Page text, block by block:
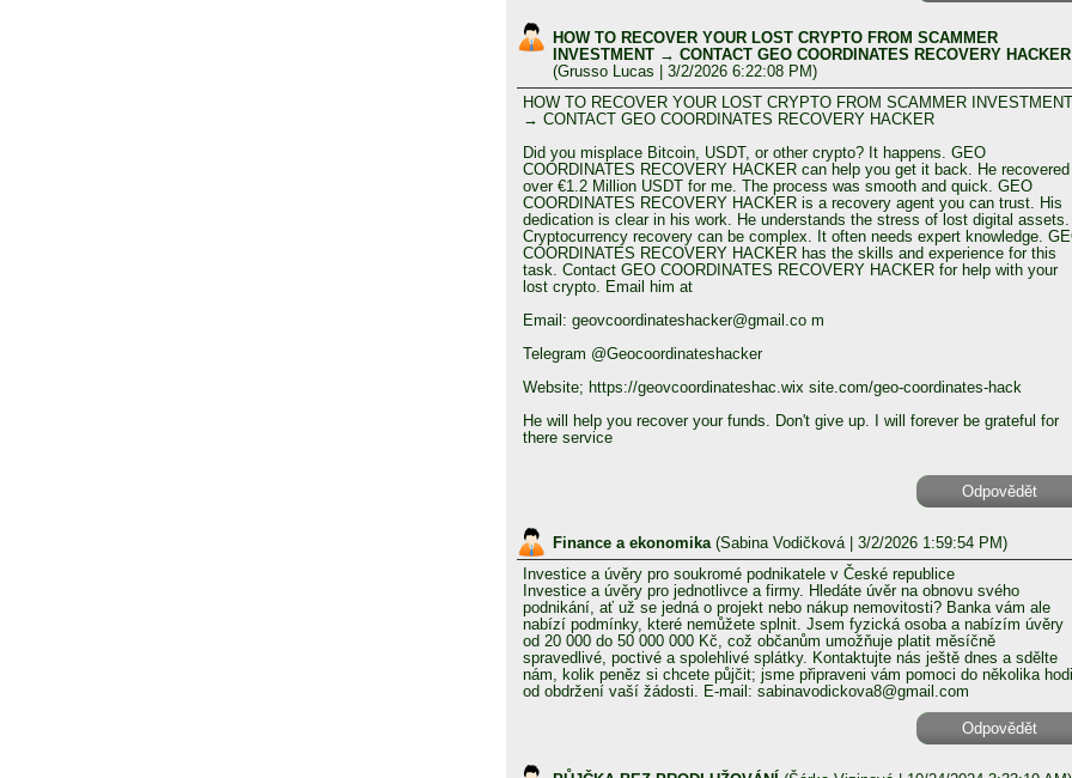
HOW TO RECOVER YOUR LOST CRYPTO FROM SCAMMER
INVESTMENT → CONTACT GEO COORDINATES RECOVERY HACKER
(Grusso Lucas | 3/2/2026 6:22:08 PM)
HOW TO RECOVER YOUR LOST CRYPTO FROM SCAMMER INVESTMENT
→ CONTACT GEO COORDINATES RECOVERY HACKER
Did you misplace Bitcoin, USDT, or other crypto? It happens. GEO
COORDINATES RECOVERY HACKER can help you get it back. He recovered
over €1.2 Million USDT for me. The process was smooth and quick. GEO
COORDINATES RECOVERY HACKER is a recovery agent you can trust. His
dedication is clear in his work. He understands the stress of lost digital assets.
Cryptocurrency recovery can be complex. It often needs expert knowledge.
COORDINATES RECOVERY HACKER has the skills and experience for this
task. Contact GEO COORDINATES RECOVERY HACKER for help with your
lost crypto. Email him at
Email: geovcoordinateshacker@gmail.co m
Telegram @Geocoordinateshacker
Website; https://geovcoordinateshac.wix site.com/geo-coordinates-hack
He will help you recover your funds. Don't give up. I will forever be grateful for
there service
Odpovědět
Finance a ekonomika (Sabina Vodičková
| 3/2/2026 1:59:54 PM)
Investice a úvěry pro soukromé podnikatele v České republice
Investice a úvěry pro jednotlivce a firmy. Hledáte úvěr na obnovu svého
podnikání, ať už se jedná o projekt nebo nákup nemovitosti? Banka vám ale
nabízí podmínky, které nemůžete splnit. Jsem fyzická osoba a nabízím úvěry
od 20 000 do 50 000 000 Kč, což občanům umožňuje platit měsíčně
spravedlivé, poctivé a spolehlivé splátky. Kontaktujte nás ještě dnes a sdělte
nám, kolik peněz si chcete půjčit; jsme připraveni vám pomoci do několika
od obdržení vaší žádosti. E-mail: sabinavodickova8@gmail.com
Odpovědět